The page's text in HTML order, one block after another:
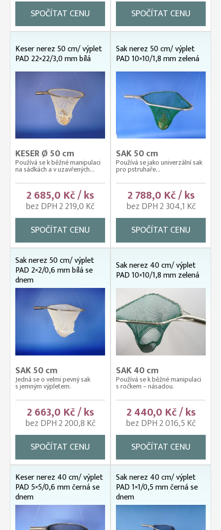
SPOČÍTAT CENU SPOČÍTAT CENU
Keser nerez 50 cm/ výplet
PAD 22×22/3,0 mm bílá
KESER Ø 50 cm
Používá se k běžné manipulaci
na sádkách a v uzavřených...
2 685,0 Kč / ks
bez DPH 2 219,0 Kč
SPOČÍTAT CENU
Sak nerez 50 cm/ výplet
PAD 10×10/1,8 mm zelená
SAK 50 cm
Používá se jako univerzální sak
pro pstruhaře...
2 788,0 Kč / ks
bez DPH 2 304,1 Kč
SPOČÍTAT CENU
Sak nerez 50 cm/ výplet
PAD 2×2/0,6 mm bílá se
dnem
SAK 50 cm
Jedná se o velmi pevný sak
s jemným výpletem.
2 663,0 Kč / ks
bez DPH 2 200,8 Kč
SPOČÍTAT CENU
Sak nerez 40 cm/ výplet
PAD 10×10/1,8 mm zelená
SAK 40 cm
Používá se k běžné manipulaci
s ročkem – násadou.
2 440,0 Kč / ks
bez DPH 2 016,5 Kč
SPOČÍTAT CENU
Keser nerez 40 cm/ výplet
PAD 5×5/0,6 mm černá se
dnem
Sak nerez 40 cm/ výplet
PAD 1×1/0,5 mm černá se
dnem